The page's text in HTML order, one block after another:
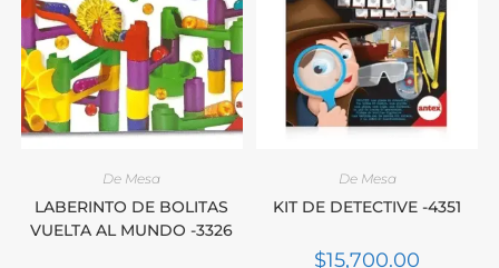
De Mesa
LABERINTO DE BOLITAS
VUELTA AL MUNDO -3326
De Mesa
KIT DE DETECTIVE -4351
$15,700.00